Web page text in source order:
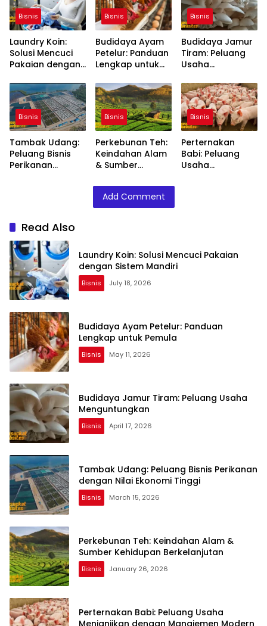
Bisnis
Laundry Koin:
Solusi Mencuci
Pakaian dengan
Bisnis
Budidaya Ayam
Petelur: Panduan
Lengkap untuk
Bisnis
Budidaya Jamur
Tiram: Peluang
Usaha
Bisnis
Tambak Udang:
Peluang Bisnis
Perikanan
Bisnis
Perkebunan Teh:
Keindahan Alam
& Sumber
Berkelanjutan
Bisnis
Perternakan
Babi: Peluang
Usaha
Add Comment
Read Also
Laundry Koin: Solusi Mencuci Pakaian
dengan Sistem Mandiri
Bisnis July 18, 2026
Budidaya Ayam Petelur: Panduan
Lengkap untuk Pemula
Bisnis May 11, 2026
Budidaya Jamur Tiram: Peluang Usaha
Menguntungkan
Bisnis April 17, 2026
Tambak Udang: Peluang Bisnis Perikanan
dengan Nilai Ekonomi Tinggi
Bisnis March 15, 2026
Perkebunan Teh: Keindahan Alam &
Sumber Kehidupan Berkelanjutan
Bisnis January 26, 2026
Perternakan Babi: Peluang Usaha
Menjanjikan dengan Manajemen Modern